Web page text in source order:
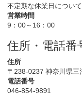
不定期な休業日につい
営業時間
9：00～16：00
住所・電話番
住所
〒238-0237 神奈川県
電話番号
046-854-9891